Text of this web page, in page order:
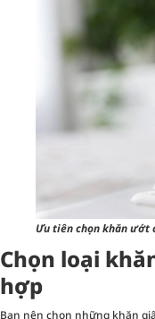
Ưu tiên chọn khăn ướt
Chọn loại
hợp
Bạn nên chọn những khăn